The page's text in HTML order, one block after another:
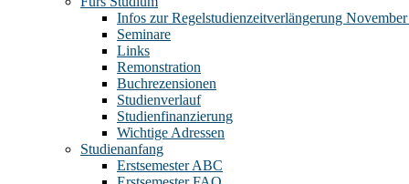
Infos zur Regelstudienzeitverlängerung
Seminare
Links
Remonstration
Buchrezensionen
Studienverlauf
Studienfinanzierung
Wichtige Adressen
Studienanfang
Erstsemester ABC